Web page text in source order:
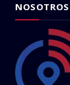
NOSOTROS